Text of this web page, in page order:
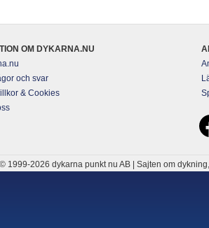
OM DYKARNA.NU
och svar
& Cookies
1999-2026 dykarna punkt nu AB | Sajten om